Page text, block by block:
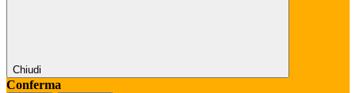
Chiudi
Conferma